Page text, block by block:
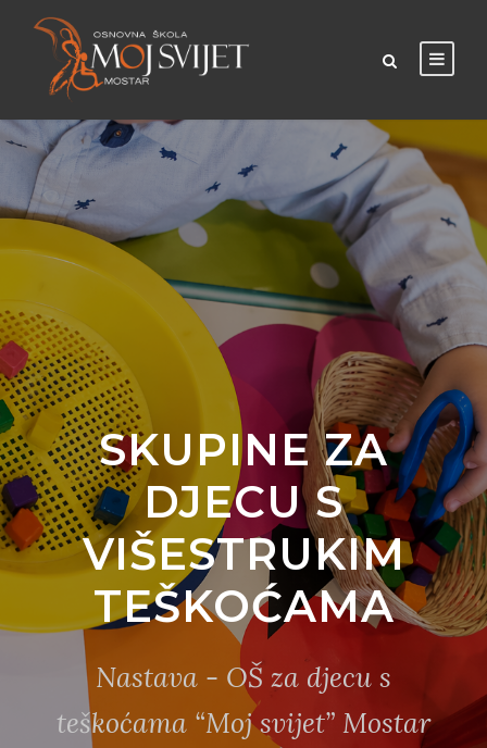
SKUPINE ZA
DJECU S
VIŠESTRUKIM
TEŠKOĆAMA
Nastava - OŠ za djecu s
teškoćama “Moj svijet” Mostar